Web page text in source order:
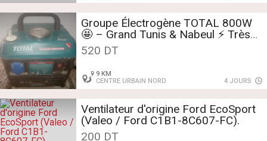
Groupe Électrogène TOTAL 800W
🤩 – Grand Tunis & Nabeul ⚡ Très
Peu Servi
520 DT
9 KM
CENTRE URBAIN NORD
4 JOURS
Ventilateur d'origine Ford EcoSport
(Valeo / Ford C1B1-8C607-FC).
200 DT